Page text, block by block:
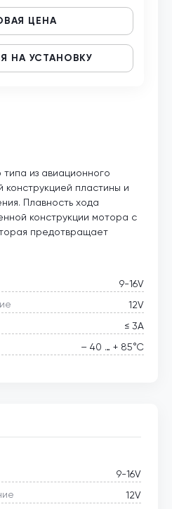
из авиационного
пластины и
Плавность хода
конструкции мотора с
предотвращает
9-16V
12V
≤ 3А
– 40 … + 85°С
ЦЕНА
НА УСТАНОВКУ
9-16V
12V